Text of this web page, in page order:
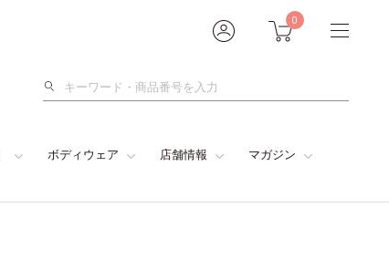
0
検
ボディウェア 店舗情報 マガジン